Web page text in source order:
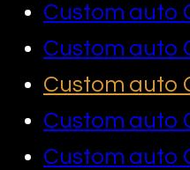
Custom auto
Custom auto
Custom auto
Custom auto
Custom auto